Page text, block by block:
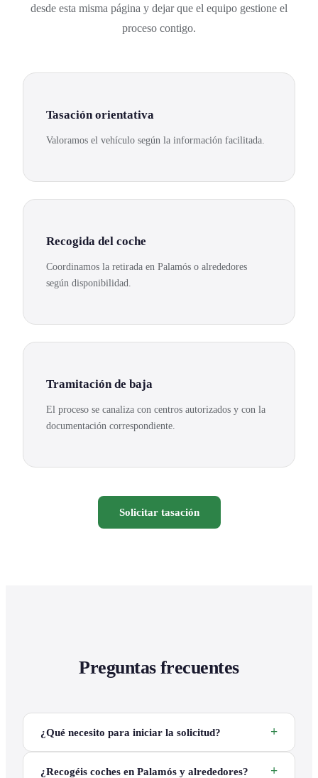
desde esta misma página y dejar que el equipo gestione el
proceso contigo.
Tasación orientativa
Valoramos el vehículo según la información facilitada.
Recogida del coche
Coordinamos la retirada en Palamós o alrededores
según disponibilidad.
Tramitación de baja
El proceso se canaliza con centros autorizados y con la
documentación correspondiente.
Solicitar tasación
Preguntas frecuentes
¿Qué necesito para iniciar la solicitud?
¿Recogéis coches en Palamós y alrededores?